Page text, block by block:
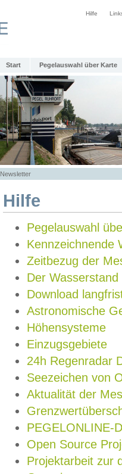
Hilfe
Start Pegelauswahl über Karte
Newsletter
Hilfe
Pegelauswahl
Kennzeichnende
Zeitbezug der
Der Wasserstand
Download
Astronomische
Höhensysteme
Einzugsgebiete
24h Regenradar
Seezeichen von
Aktualität der
PEGELONLINE-
Open Source
Projektarbeit zur